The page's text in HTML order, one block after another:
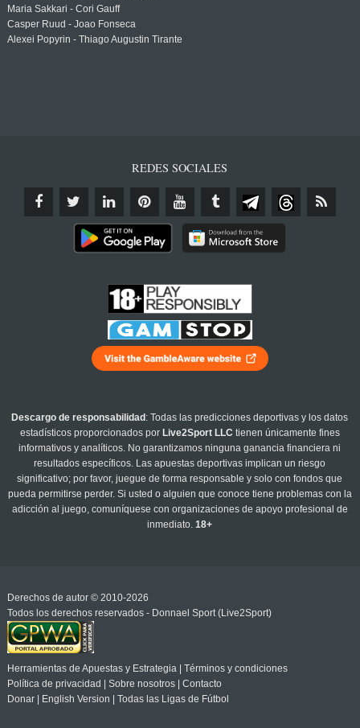
Maria Sakkari - Cori Gauff
Casper Ruud - Joao Fonseca
Alexei Popyrin - Thiago Augustin Tirante
REDES SOCIALES
Descargo de responsabilidad : Todas las predicciones deportivas y los datos
estadísticos proporcionados por Live2Sport LLC tienen únicamente fines
informativos y analíticos. No garantizamos ninguna ganancia financiera ni
resultados específicos. Las apuestas deportivas implican un riesgo
significativo; por favor, juegue de forma responsable y solo con fondos que
pueda permitirse perder. Si usted o alguien que conoce tiene problemas con la
adicción al juego, comuníquese con organizaciones de apoyo profesional de
inmediato.18+
Derechos de autor © 2010-2026
Todos los derechos reservados - Donnael Sport (Live2Sport)
Herramientas de Apuestas y Estrategia| Términos y condiciones
Política de privacidad
Sobre nosotros| Contacto
Donar| English Version Todas las Ligas de Fútbol